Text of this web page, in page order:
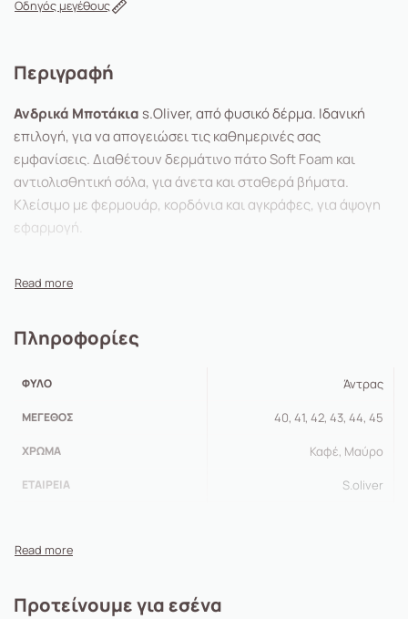
Οδηγός μεγέθους
Περιγραφή
Ανδρικά Μποτάκιαs.Oliver, από φυσικό δέρμα. Ιδανική
επιλογή, για να απογειώσει τις καθημερινές σας
εμφανίσεις. Διαθέτουν δερμάτινο πάτο Soft Foam και
αντιολισθητική σόλα, για άνετα και σταθερά βήματα.
Κλείσιμο με φερμουάρ, κορδόνια και αγκράφες, για άψογη
εφαρμογή.
Πληροφορίες
ΦΎΛΟ Άντρας
ΜΈΓΕΘΟΣ 40, 41, 42, 43, 44, 45
ΧΡΏΜΑ Καφέ, Μαύρο
ΕΤΑΙΡΕΊΑ S.oliver
Προτείνουμε για εσένα